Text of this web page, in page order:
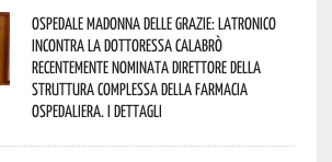
Ospedale Madonna delle Grazie: Latronico
incontra la dottoressa Calabrò
recentemente nominata Direttore della
Struttura Complessa della Farmacia
Ospedaliera. I dettagli